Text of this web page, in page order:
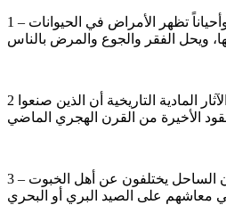
1 – كانت معظم أشربة الناس وأطعمتهم طبيعية وصحية، فهي خالية من التلوث البيئي، وربما نقصت أو انعدمت المواد الغذائية عند الناس، بأسباب القحط وقلة الأمطار وأحياناً تظهر الأمراض في الحيوانات
2 ـ زرت العديد من المتاحف التاريخية، والتقيت بالكثير من الأعلام المتقدمين الذين عاشوا أغلب سنين أعمارهم في القرن(14هـ/20م)، فسمعت، منهم وعرفت من بعض الآثار المادية التاريخية أن الذين صنعوا
3 – ليست حياة الناس في أنماط أشربتهم وأطعمتهم موحدة وطبق الأصل في كل الأجزاء والمناطق السروية والتهامية، بل هناك اختلافات جوهرية وأخرى ثانوية. فسكان الساحل يختلفون عن أهل الخبوت